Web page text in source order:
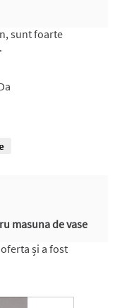
sunt foarte
masuna de vase
și a fost